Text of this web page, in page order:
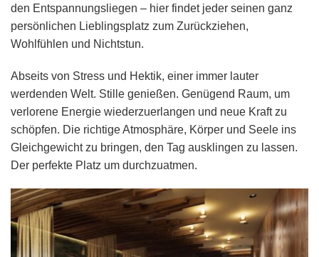
den Entspannungsliegen – hier findet jeder seinen ganz
persönlichen Lieblingsplatz zum Zurückziehen,
Wohlfühlen und Nichtstun.
Abseits von Stress und Hektik, einer immer lauter
werdenden Welt. Stille genießen. Genügend Raum, um
verlorene Energie wiederzuerlangen und neue Kraft zu
schöpfen. Die richtige Atmosphäre, Körper und Seele ins
Gleichgewicht zu bringen, den Tag ausklingen zu lassen.
Der perfekte Platz um durchzuatmen.